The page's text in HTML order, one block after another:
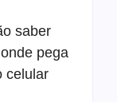
saber
pega
celular